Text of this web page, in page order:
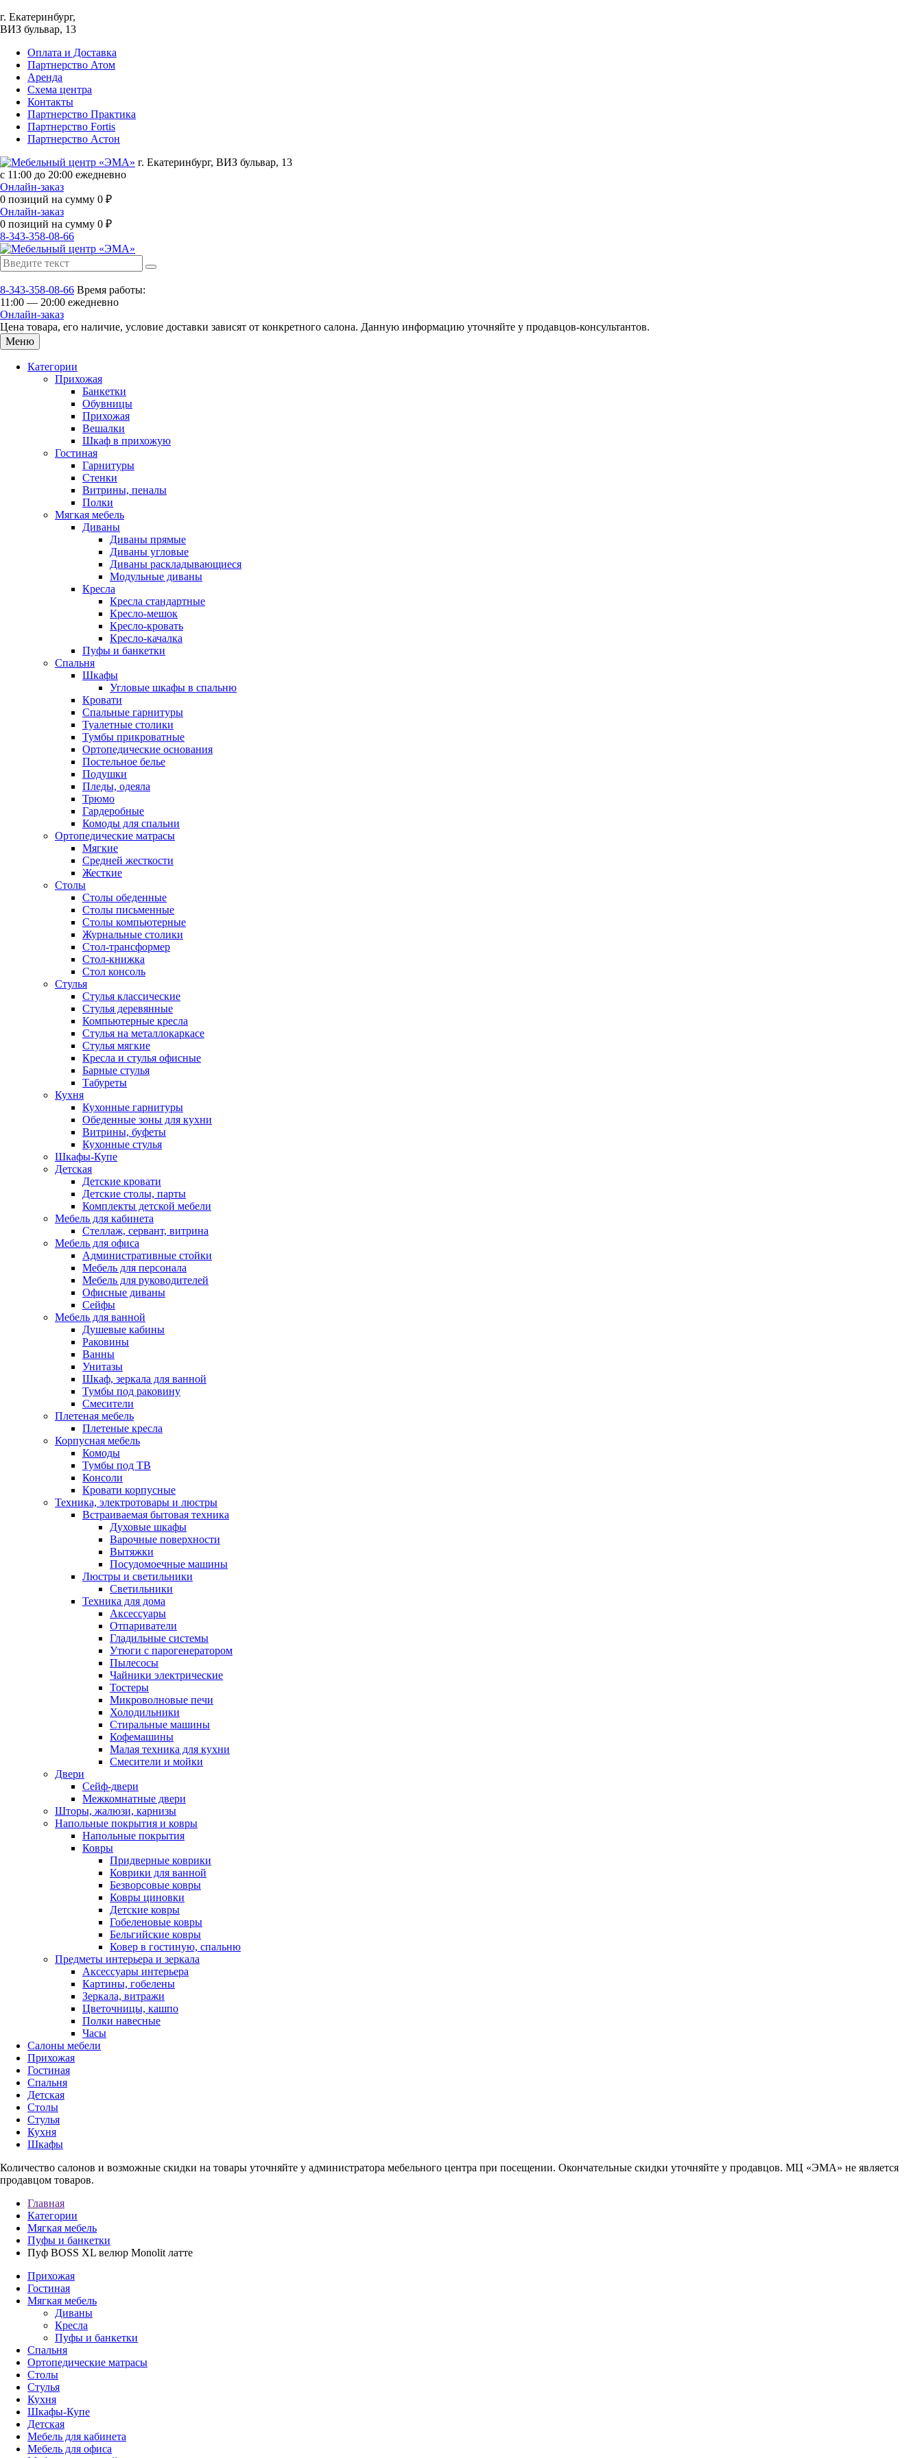
г. Екатеринбург,
ВИЗ бульвар, 13
Оплата и Доставка
Партнерство Атом
Аренда
Схема центра
Контакты
Партнерство Практика
Партнерство Fortis
Партнерство Астон
г. Екатеринбург, ВИЗ бульвар, 13
с 11:00 до 20:00 ежедневно
Онлайн-заказ
0 позиций на сумму 0 ₽
Онлайн-заказ
0 позиций на сумму 0 ₽
8-343-358-08-66
8-343-358-08-66 Время работы:
11:00 — 20:00 ежедневно
Онлайн-заказ
Цена товара, его наличие, условие доставки зависят от конкретного салона. Данную информацию уточняйте у продавцов-консультантов.
Меню
Категории
Прихожая
Банкетки
Обувницы
Прихожая
Вешалки
Шкаф в прихожую
Гостиная
Гарнитуры
Стенки
Витрины, пеналы
Полки
Мягкая мебель
Диваны
Диваны прямые
Диваны угловые
Диваны раскладывающиеся
Модульные диваны
Кресла
Кресла стандартные
Кресло-мешок
Кресло-кровать
Кресло-качалка
Пуфы и банкетки
Спальня
Шкафы
Угловые шкафы в спальню
Кровати
Спальные гарнитуры
Туалетные столики
Тумбы прикроватные
Ортопедические основания
Постельное белье
Подушки
Пледы, одеяла
Трюмо
Гардеробные
Комоды для спальни
Ортопедические матрасы
Мягкие
Средней жесткости
Жесткие
Столы
Столы обеденные
Столы письменные
Столы компьютерные
Журнальные столики
Стол-трансформер
Стол-книжка
Стол консоль
Стулья
Стулья классические
Стулья деревянные
Компьютерные кресла
Стулья на металлокаркасе
Стулья мягкие
Кресла и стулья офисные
Барные стулья
Табуреты
Кухня
Кухонные гарнитуры
Обеденные зоны для кухни
Витрины, буфеты
Кухонные стулья
Шкафы-Купе
Детская
Детские кровати
Детские столы, парты
Комплекты детской мебели
Мебель для кабинета
Стеллаж, сервант, витрина
Мебель для офиса
Административные стойки
Мебель для персонала
Мебель для руководителей
Офисные диваны
Сейфы
Мебель для ванной
Душевые кабины
Раковины
Ванны
Унитазы
Шкаф, зеркала для ванной
Тумбы под раковину
Смесители
Плетеная мебель
Плетеные кресла
Корпусная мебель
Комоды
Тумбы под ТВ
Консоли
Кровати корпусные
Техника, электротовары и люстры
Встраиваемая бытовая техника
Духовые шкафы
Варочные поверхности
Вытяжки
Посудомоечные машины
Люстры и светильники
Светильники
Техника для дома
Аксессуары
Отпариватели
Гладильные системы
Утюги с парогенератором
Пылесосы
Чайники электрические
Тостеры
Микроволновые печи
Холодильники
Стиральные машины
Кофемашины
Малая техника для кухни
Смесители и мойки
Двери
Сейф-двери
Межкомнатные двери
Шторы, жалюзи, карнизы
Напольные покрытия и ковры
Напольные покрытия
Ковры
Придверные коврики
Коврики для ванной
Безворсовые ковры
Ковры циновки
Детские ковры
Гобеленовые ковры
Бельгийские ковры
Ковер в гостиную, спальню
Предметы интерьера и зеркала
Аксессуары интерьера
Картины, гобелены
Зеркала, витражи
Цветочницы, кашпо
Полки навесные
Часы
Салоны мебели
Прихожая
Гостиная
Спальня
Детская
Столы
Стулья
Кухня
Шкафы
Количество салонов и возможные скидки на товары уточняйте у администратора мебельного центра при посещении. Окончательные скидки уточняйте у продавцов. МЦ «ЭМА» не является
продавцом товаров.
Главная
Категории
Мягкая мебель
Пуфы и банкетки
Пуф BOSS XL велюр Monolit латте
Прихожая
Гостиная
Мягкая мебель
Диваны
Кресла
Пуфы и банкетки
Спальня
Ортопедические матрасы
Столы
Стулья
Кухня
Шкафы-Купе
Детская
Мебель для кабинета
Мебель для офиса